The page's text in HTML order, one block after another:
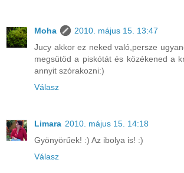
Moha
2010. május 15. 13:47
Jucy akkor ez neked való,persze
megsütöd a piskótát és közékened a
annyit szórakozni:)
Válasz
Limara 2010. május 15. 14:18
Gyönyörűek! :) Az ibolya is! :)
Válasz